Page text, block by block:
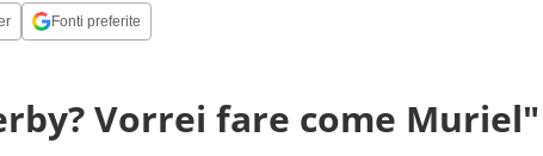
Fonti preferite
Vorrei fare come Muriel"